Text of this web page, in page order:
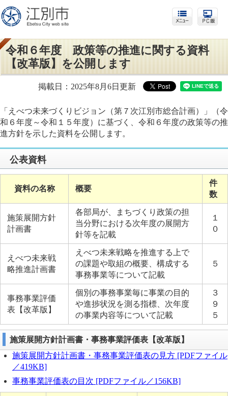
令和６年度 政策等の推進に関する資料
【改革版】を公開します
掲載日：2025年8月6日更新
「えべつ未来づくりビジョン（第７次江別市総合計画）」（令
和６年度～令和１５年度）に基づく、令和６年度の政策等の推
進方針を示した資料を公開します。
公表資料
資料の名称 概要
件
数
施策展開方針
計画書
各部局が、まちづくり政策の担
当分野における次年度の展開方
針等を記載
１
０
えべつ未来戦
略推進計画書
えべつ未来戦略を推進する上で
の課題や取組の概要、構成する
事務事業等について記載
５
事務事業評価
表【改革版】
個別の事務事業毎に事業の目的
や進捗状況を測る指標、次年度
の事業内容等について記載
３
９
５
施策展開方針計画書・事務事業評価表【改革版】
施策展開方針計画書・事務事業評価表の見方 [PDFファイル
／419KB]
事務事業評価表の目次 [PDFファイル／156KB]